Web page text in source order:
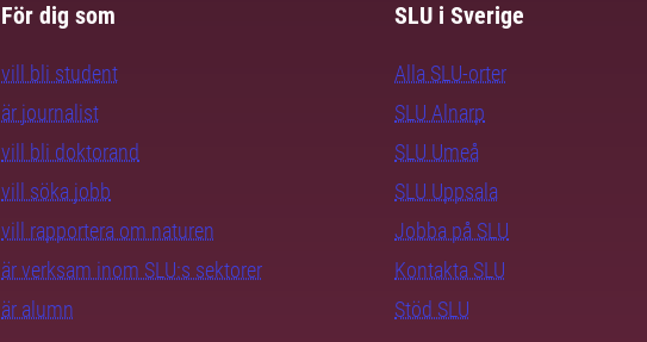
För dig som
vill bli student
är journalist
vill bli doktorand
vill söka jobb
vill rapportera om naturen
är verksam inom SLU:s sektorer
är alumn
SLU i Sverige
Alla SLU-orter
SLU Alnarp
SLU Umeå
SLU Uppsala
Jobba på SLU
Kontakta SLU
Stöd SLU